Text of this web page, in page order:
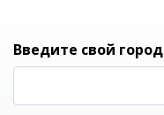
Введите свой город